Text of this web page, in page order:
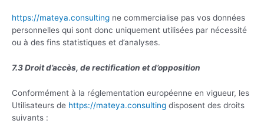
https://mateya.consulting ne commercialise pas vos données
personnelles qui sont donc uniquement utilisées par nécessité
ou à des fins statistiques et d’analyses.
7.3 Droit d’accès, de rectification et d’opposition
Conformément à la réglementation européenne en vigueur, les
Utilisateurs de https://mateya.consulting disposent des droits
suivants :